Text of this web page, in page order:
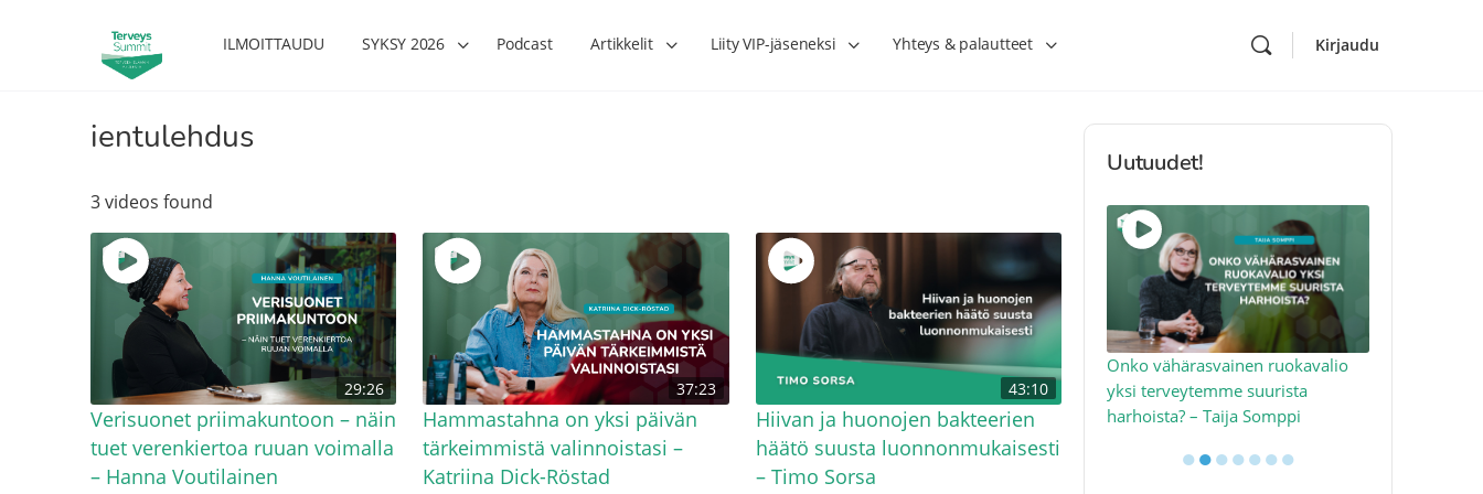
ILMOITTAUDU SYKSY 2026 Podcast Artikkelit Liity VIP-jäseneksi Yhteys & palautteet Kirjaudu
ientulehdus
3 videos found
29:26
Verisuonet priimakuntoon – näin
tuet verenkiertoa ruuan voimalla
– Hanna Voutilainen
37:23
Hammastahna on yksi päivän
tärkeimmistä valinnoistasi –
Katriina Dick-Röstad
43:10
Hiivan ja huonojen bakteerien
häätö suusta luonnonmukaisesti
– Timo Sorsa
Uutuudet!
Lihasharjoittelu on naisen tärkein
hormonihoito – Kaisa Jaakkola
Verisuonet priimakuntoon – näin
tuet verenkiertoa ruuan voimalla –
Hanna Voutilainen
Onko vähärasvainen ruokavalio
yksi terveytemme suurista
harhoista? – Taija Somppi
●●●●●●●